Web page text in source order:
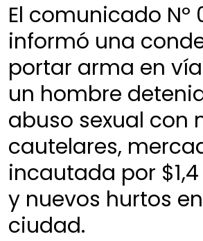
El comunicado Nº
informó una
portar arma en
un hombre
abuso sexual con
cautelares,
incautada por
y nuevos hurtos
ciudad.